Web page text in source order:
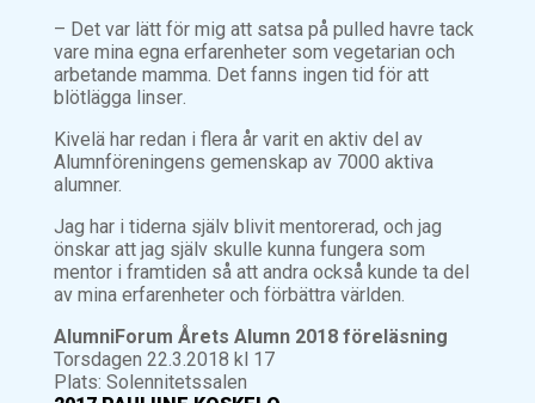
– Det var lätt för mig att satsa på pulled havre tack
vare mina egna erfarenheter som vegetarian och
arbetande mamma. Det fanns ingen tid för att
blötlägga linser.
Kivelä har redan i flera år varit en aktiv del av
Alumnföreningens gemenskap av 7000 aktiva
alumner.
Jag har i tiderna själv blivit mentorerad, och jag
önskar att jag själv skulle kunna fungera som
mentor i framtiden så att andra också kunde ta del
av mina erfarenheter och förbättra världen.
AlumniForum Årets Alumn 2018 föreläsning
Torsdagen 22.3.2018 kl 17
Plats: Solennitetssalen